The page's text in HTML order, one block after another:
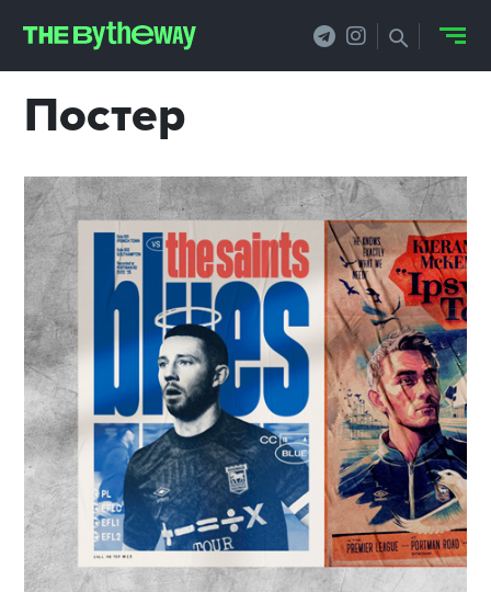
ПостерНОВОСТИ
PRO.ОБЗОР
КЕЙСЫ
ФИЛОСОФИЯ
КРЕАТИВА
БИЗНЕС И
ТЕХНОЛОГИИ
ФЕСТИВАЛИ
ФОТОГРАФИЯ
ТИПОГРАФИКА